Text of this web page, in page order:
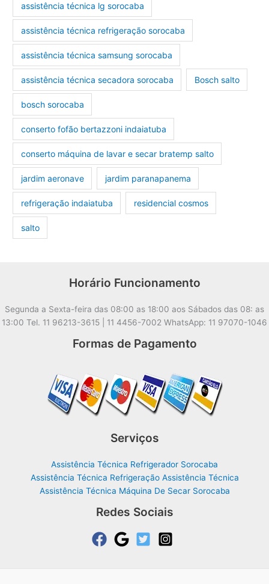
assistência técnica lg sorocaba
assistência técnica refrigeração sorocaba
assistência técnica samsung sorocaba
assistência técnica secadora sorocaba Bosch salto
bosch sorocaba
conserto fofão bertazzoni indaiatuba
conserto máquina de lavar e secar bratemp salto
jardim aeronave jardim paranapanema
refrigeração indaiatuba residencial cosmos
salto
Horário Funcionamento
Segunda a Sexta-feira das 08:00 as 18:00 aos Sábados das 08: as
13:00 Tel. 11 96213-3615 | 11 4456-7002 WhatsApp: 11 97070-1046
Formas de Pagamento
Serviços
Assistência Técnica Refrigerador Sorocaba
Assistência Técnica Refrigeração Assistência Técnica
Assistência Técnica Máquina De Secar Sorocaba
Redes Sociais